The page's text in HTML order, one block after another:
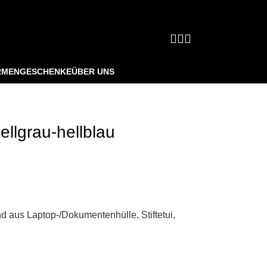
ÜBER UNS
hellblau
aus Laptop-/Dokumentenhülle, Stiftetui,